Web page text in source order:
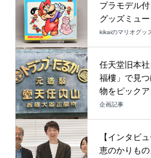
プラモデル
グッズミュー
kikaiのマリオグッ
任天堂旧本
福樓」で見
物をピックア
企画記事
【インタビ
恵のかりも